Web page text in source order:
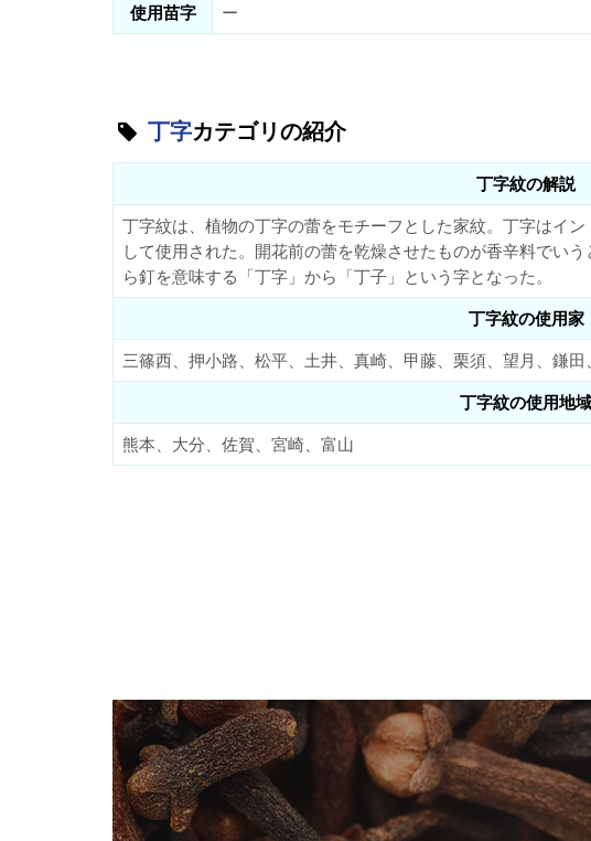
使用苗字
ー
丁字カテゴリの紹介
丁字紋の解説
丁字紋は、植物の丁字の蕾をモチーフとした家紋。丁字はイ
して使用された。開花前の蕾を乾燥させたものが香辛料でい
ら釘を意味する「丁字」から「丁子」という字となった。
丁字紋の使用家
三篠西、押小路、松平、土井、真崎、甲藤、栗須、望月、鎌
丁字紋の使用地域
熊本、大分、佐賀、宮崎、富山